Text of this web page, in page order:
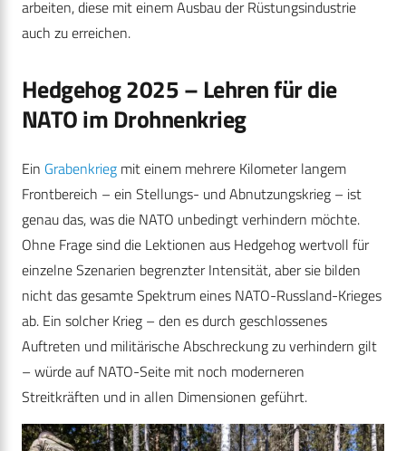
arbeiten, diese mit einem Ausbau der Rüstungsindustrie
auch zu erreichen.
Hedgehog 2025 – Lehren für die
NATO im Drohnenkrieg
Ein Grabenkrieg mit einem mehrere Kilometer langem
Frontbereich – ein Stellungs- und Abnutzungskrieg – ist
genau das, was die NATO unbedingt verhindern möchte.
Ohne Frage sind die Lektionen aus Hedgehog wertvoll für
einzelne Szenarien begrenzter Intensität, aber sie bilden
nicht das gesamte Spektrum eines NATO-Russland-Krieges
ab. Ein solcher Krieg – den es durch geschlossenes
Auftreten und militärische Abschreckung zu verhindern gilt
– würde auf NATO-Seite mit noch moderneren
Streitkräften und in allen Dimensionen geführt.